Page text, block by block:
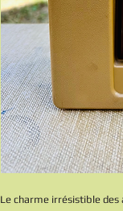
Le charme irrésistible des